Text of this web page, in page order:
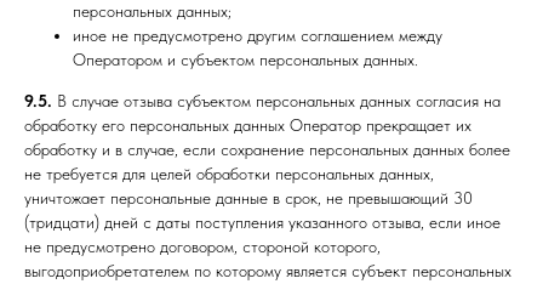
персональных данных;
иное не предусмотрено другим соглашением между
Оператором и субъектом персональных данных.
9.5. В случае отзыва субъектом персональных данных согласия на
обработку его персональных данных Оператор прекращает их
обработку и в случае, если сохранение персональных данных более
не требуется для целей обработки персональных данных,
уничтожает персональные данные в срок, не превышающий 30
(тридцати) дней с даты поступления указанного отзыва, если иное
не предусмотрено договором, стороной которого,
выгодоприобретателем по которому является субъект персональных